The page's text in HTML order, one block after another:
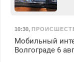
10:30,
Мобильный
Волгограде 6